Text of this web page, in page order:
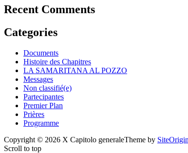
Recent Comments
Categories
Documents
Histoire des Chapitres
LA SAMARITANA AL POZZO
Messages
Non classifié(e)
Partecipantes
Premier Plan
Prières
Programme
Copyright © 2026 X Capitolo generaleTheme by SiteOrigin
Scroll to top